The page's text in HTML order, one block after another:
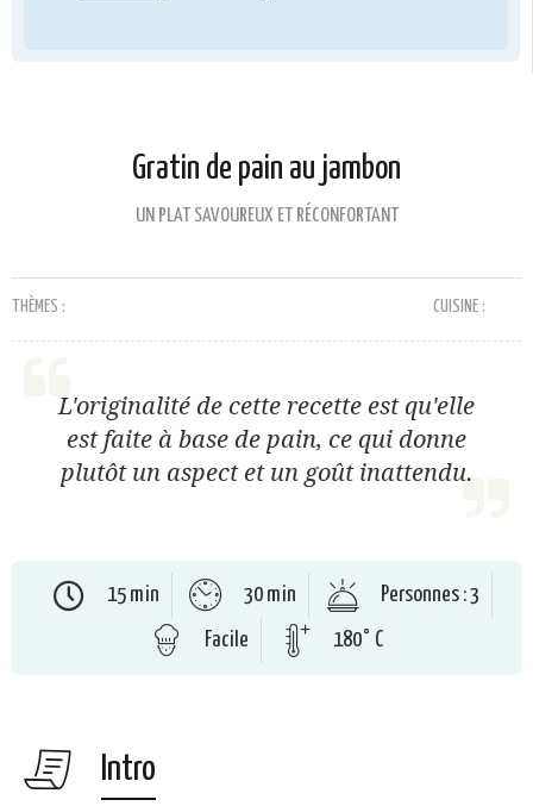
Gratin de pain au jambon
UN PLAT SAVOUREUX ET RÉCONFORTANT
THÈMES : CUISINE :
L'originalité de cette recette est qu'elle
est faite à base de pain, ce qui donne
plutôt un aspect et un goût inattendu.
15 min 30 min
Personnes : 3
Facile
180° C
Intro